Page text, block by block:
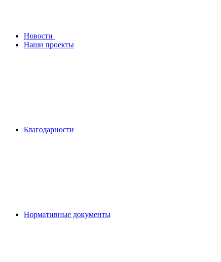
Новости
Наши проекты
Благодарности
Нормативные документы